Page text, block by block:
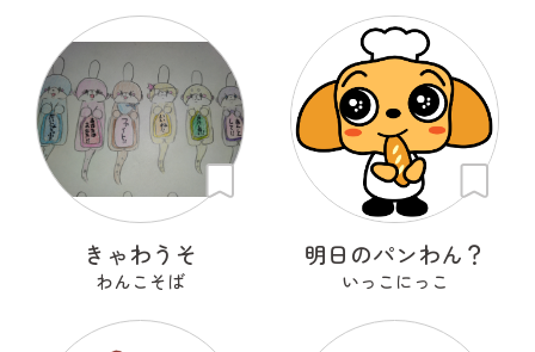
きゃわうそ
わんこそば
明日のパンわん？
いっこにっこ